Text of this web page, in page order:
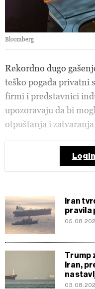
Bloomberg
Rekordno dugo
teško pogađa privatni
firmi i predstavnici
upozoravaju da bi
otpuštanja i zatvaranja
Iran
pravila
Trump
Iran,